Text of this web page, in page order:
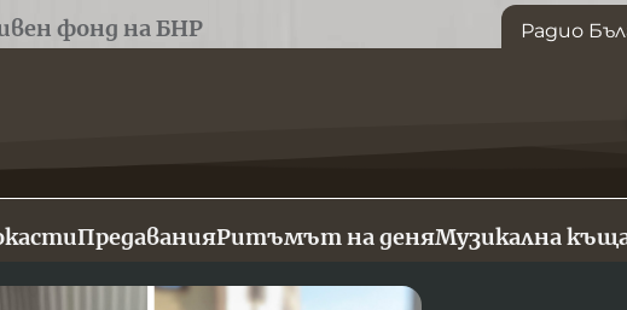
фонд на БНР Радио
ПредаванияРитъмът на деняМузикална